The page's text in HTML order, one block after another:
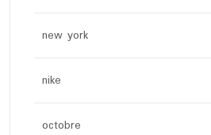
new york
nike
octobre